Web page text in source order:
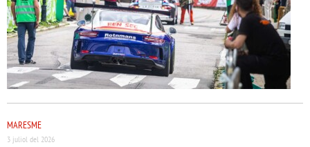
MARESME
3 juliol del 2026